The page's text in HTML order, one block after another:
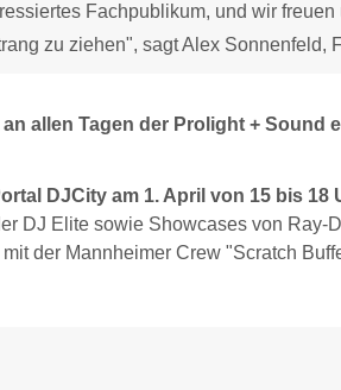
Fachpublikum, und wir
zu ziehen", sagt Alex Sonnenfeld,
allen Tagen der Prolight +
DJCity am 1. April von 15 bis 18
DJ Elite sowie Showcases von Ray-
der Mannheimer Crew "Scratch